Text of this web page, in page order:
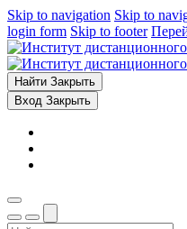
Skip to navigation Skip to
login form Skip to footer
Найти Закрыть
Вход Закрыть